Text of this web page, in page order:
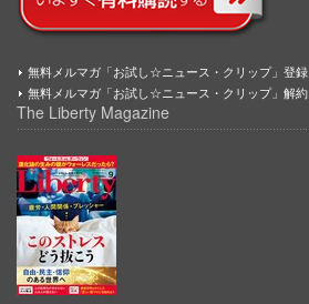
無料メルマガ「お試し☆ニュース・クリップ」登録
無料メルマガ「お試し☆ニュース・クリップ」解約
The Liberty Magazine